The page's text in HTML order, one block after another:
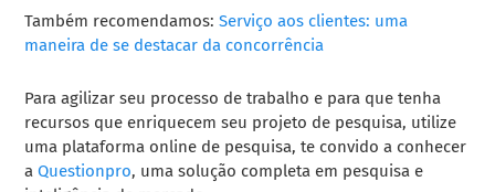
Também recomendamos:Serviço aos clientes: uma
maneira de se destacar da concorrência
Para agilizar seu processo de trabalho e para que tenha
recursos que enriquecem seu projeto de pesquisa, utilize
uma plataforma online de pesquisa, te convido a conhecer
a Questionpro, uma solução completa em pesquisa e